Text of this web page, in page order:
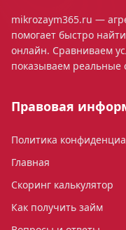
mikrozaym365.ru —
помогает быстро
онлайн. Сравниваем
показываем реальные
Правовая
Политика
Главная
Скоринг калькулятор
Как получить займ